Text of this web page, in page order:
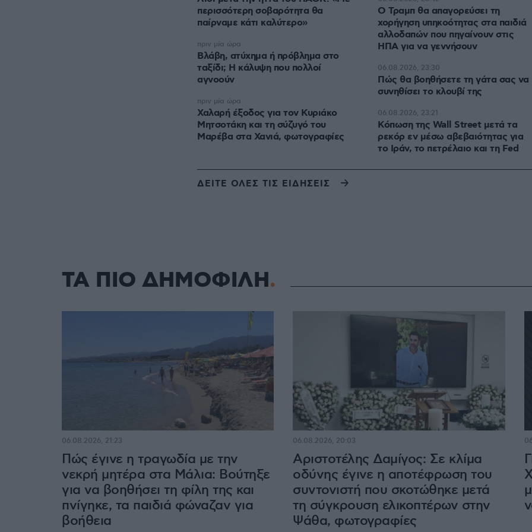
περισσότερη σοβαρότητα θα
παίρναμε κάτι καλύτερο»
Βλάβη, ατύχημα ή πρόβλημα στο
ταξίδι; Η κάλυψη που πολλοί
αγνοούν
πριν μία ώρα
Χαλαρή έξοδος για τον Κυριάκο
Μητσοτάκη και τη σύζυγό του
Μαρέβα στα Χανιά, φωτογραφίες
πριν μία ώρα
Ο Τραμπ θα απαγορεύσει τη
χορήγηση υπηκοότητας στα παιδιά
αλλοδαπών που πηγαίνουν στις
ΗΠΑ για να γεννήσουν
Πώς θα βοηθήσετε τη γάτα σας να
συνηθίσει το κλουβί της
06.08.2026, 23:30
Κόπωση της Wall Street μετά τα
ρεκόρ εν μέσω αβεβαιότητας για
το Ιράν, το πετρέλαιο και τη Fed
06.08.2026, 23:21
ΔΕΙΤΕ ΟΛΕΣ ΤΙΣ ΕΙΔΗΣΕΙΣ
ΤΑ ΠΙΟ ΔΗΜΟΦΙΛΗ
Πώς έγινε η τραγωδία με την
νεκρή μητέρα στα Μάλια: Βούτηξε
για να βοηθήσει τη φίλη της και
πνίγηκε, τα παιδιά φώναζαν για
βοήθεια
06.08.2026, 21:23
Αριστοτέλης Δαμίγος: Σε κλίμα
οδύνης έγινε η αποτέφρωση του
συντονιστή που σκοτώθηκε μετά
τη σύγκρουση ελικοπτέρων στην
Ψάθα, φωτογραφίες
06.08.2026, 20:03